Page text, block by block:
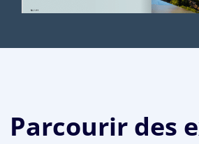
Parcourir des